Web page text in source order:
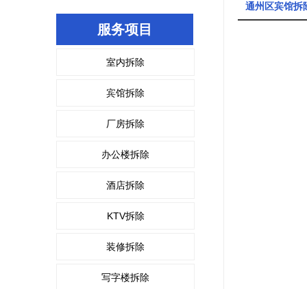
服务项目
室内拆除
宾馆拆除
厂房拆除
办公楼拆除
酒店拆除
KTV拆除
装修拆除
写字楼拆除
通州区宾馆拆